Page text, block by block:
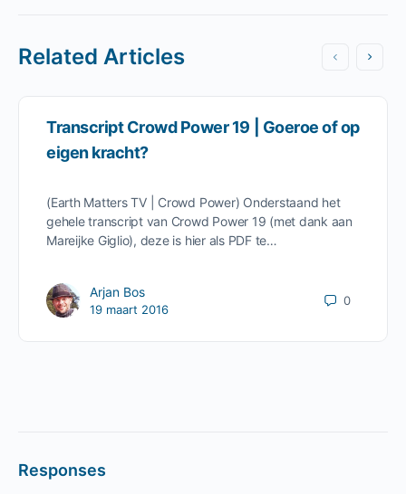
Related Articles
Transcript Crowd Power 19 | Goeroe of op
eigen kracht?
(Earth Matters TV | Crowd Power) Onderstaand het
gehele transcript van Crowd Power 19 (met dank aan
Mareijke Giglio), deze is hier als PDF te…
Arjan Bos
19 maart 2016
0
Responses